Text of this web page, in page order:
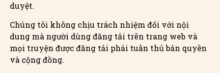
duyệt.
Chúng tôi không chịu trách nhiệm đối với nội
dung mà người dùng đăng tải trên trang web và
mọi truyện được đăng tải phải tuân thủ bản quyền
và cộng đồng.